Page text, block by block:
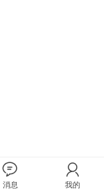
消息 我的